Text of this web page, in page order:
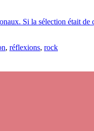
Si la sélection était de
, réflexions, rock